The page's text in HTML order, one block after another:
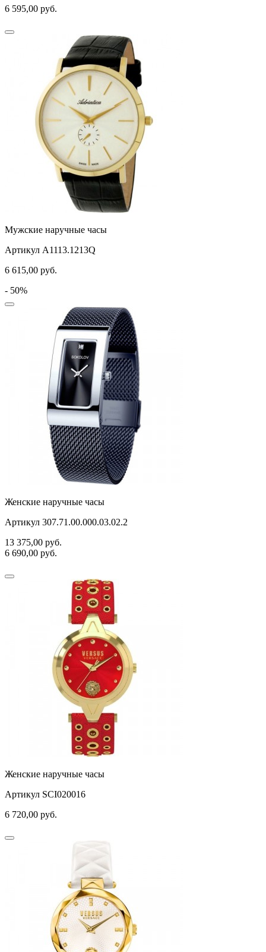
6 595,00 руб.
Мужские наручные часы
Артикул A1113.1213Q
6 615,00 руб.
- 50%
Женские наручные часы
Артикул 307.71.00.000.03.02.2
13 375,00 руб.
6 690,00 руб.
Женские наручные часы
Артикул SCI020016
6 720,00 руб.